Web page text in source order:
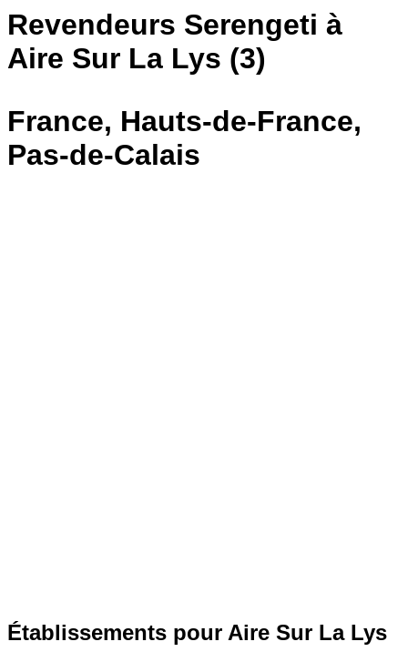
Revendeurs Serengeti à
Aire Sur La Lys (3)
France, Hauts-de-France,
Pas-de-Calais
Établissements pour Aire Sur La Lys